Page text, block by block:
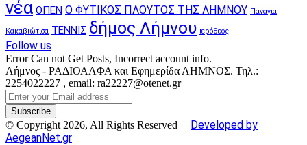
νέα ΟΠΕΝ Ο ΦΥΤΙΚΟΣ ΠΛΟΥΤΟΣ ΤΗΣ ΛΗΜΝΟΥ Παναγια
Κακαβιώτισα ΤΕΝΝΙΣ δήμος Λήμνου ιερόθεος
Follow us
Error Can not Get Posts, Incorrect account info.
Λήμνος - ΡΑΔΙΟΑΛΦΑ και Εφημερίδα ΛΗΜΝΟΣ. Τηλ.:
2254022227 , email: ra22227@otenet.gr
Enter
your
Email
address
© Copyright 2026, All Rights Reserved | Developed by
AegeanNet.gr